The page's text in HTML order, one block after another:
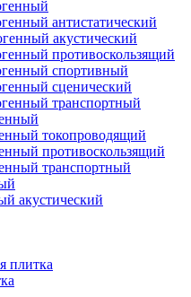
антистатический
акустический
противоскользящий
спортивный
сценический
транспортный
токопроводящий
противоскользящий
транспортный
акустический
плитка